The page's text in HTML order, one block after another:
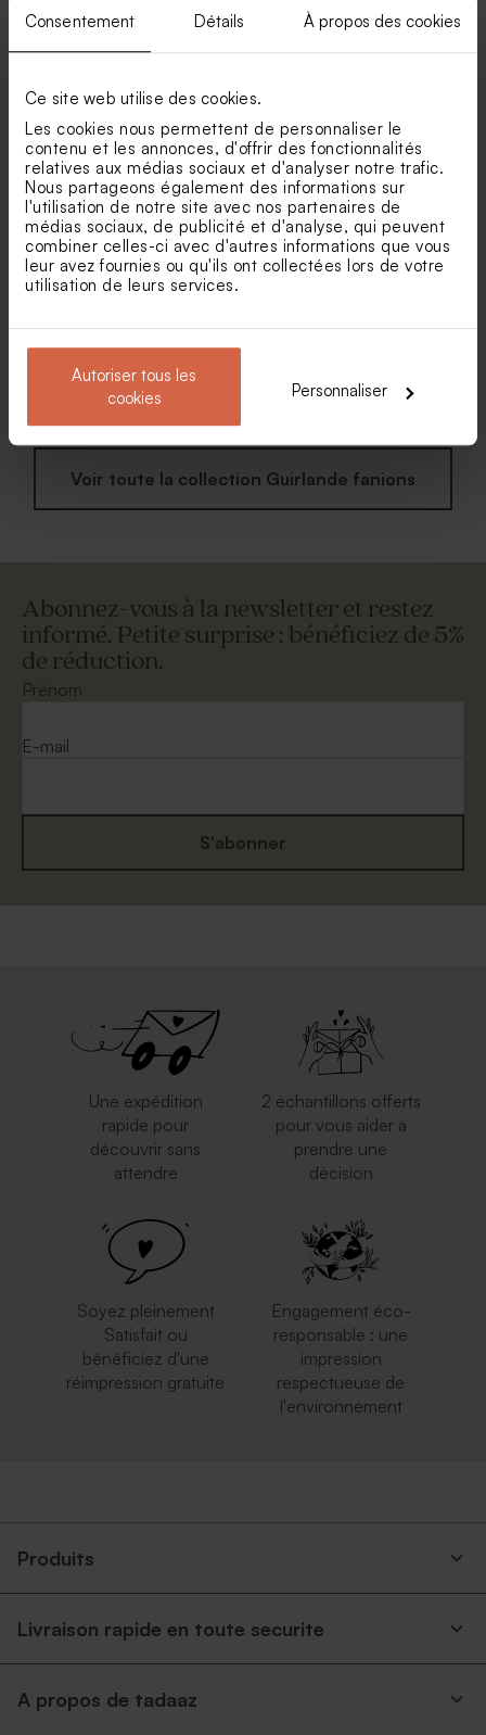
Consentement Détails À propos des cookies
Ce site web utilise des cookies.
Les cookies nous permettent de personnaliser le
contenu et les annonces, d'offrir des fonctionnalités
relatives aux médias sociaux et d'analyser notre trafic.
Nous partageons également des informations sur
l'utilisation de notre site avec nos partenaires de
médias sociaux, de publicité et d'analyse, qui peuvent
combiner celles-ci avec d'autres informations que vous
leur avez fournies ou qu'ils ont collectées lors de votre
utilisation de leurs services.
Autoriser tous les
cookies
Personnaliser
Set de table fête feuilles
tropicales
Marque-place fête motifs
tropicaux
Fraîcheur
vert
couronne
garçon ballon
Guirlande fanions
anniversaire enfant lama
Voir toute la collection Guirlande fanions
Abonnez-vous à la newsletter et restez
informé. Petite surprise : bénéficiez de 5%
de réduction.
Prénom
E-mail
S'abonner
Une expédition
rapide pour
découvrir sans
attendre
2 échantillons offerts
pour vous aider à
prendre une
décision
Soyez pleinement
Satisfait ou
bénéficiez d'une
réimpression gratuite
Engagement éco-
responsable : une
impression
respectueuse de
l'environnement
Produits
Livraison rapide en toute securite
A propos de tadaaz